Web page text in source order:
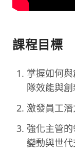
課程目標
掌握如何
隊效能與
激發員工
強化主管
變動與世